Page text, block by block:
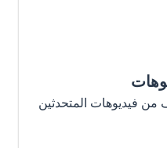
من 48 ألف من فيديوهات المتحدثين